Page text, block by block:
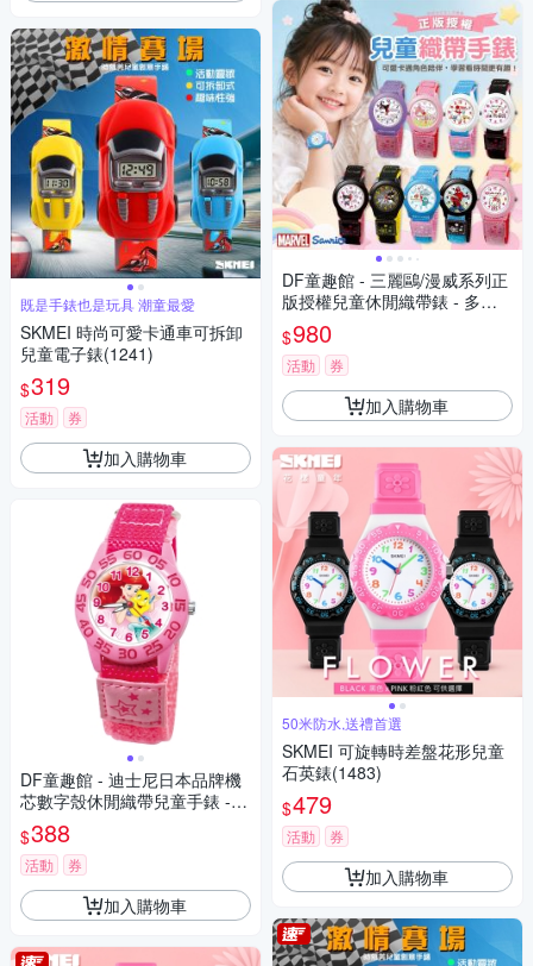
既是手錶也是玩具 潮童最愛
SKMEI 時尚可愛卡通車可拆卸
兒童電子錶(1241)
$319
活動 券
加入購物車
DF童趣館 - 迪士尼日本品牌機
芯數字殼休閒織帶兒童手錶 -
多款可選
$388
活動 券
加入購物車
DF童趣館 - 三麗鷗/漫威系列正
版授權兒童休閒織帶錶 - 多款
可選
$980
活動 券
加入購物車
50米防水,送禮首選
SKMEI 可旋轉時差盤花形兒童
石英錶(1483)
$479
活動 券
加入購物車